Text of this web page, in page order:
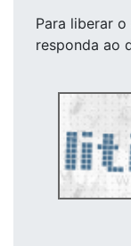
Para liberar o
responda ao